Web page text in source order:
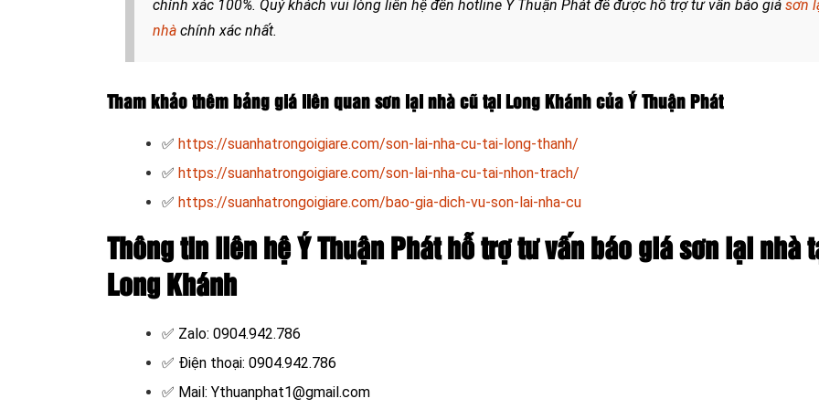
chính xác 100%. Quý khách vui lòng liên hệ đến hotline Ý Thuận Phát để được hỗ trợ tư vấn báo giá sơn
nhà chính xác nhất.
Tham khảo thêm bảng giá liên quan sơn lại nhà cũ tại Long Khánh của Ý Thuận Phát
✅ https://suanhatrongoigiare.com/son-lai-nha-cu-tai-long-thanh/
✅ https://suanhatrongoigiare.com/son-lai-nha-cu-tai-nhon-trach/
✅ https://suanhatrongoigiare.com/bao-gia-dich-vu-son-lai-nha-cu
Thông tin liên hệ Ý Thuận Phát hỗ trợ tư vấn báo giá sơn lại nhà
Long Khánh
✅ Zalo: 0904.942.786
✅ Điện thoại: 0904.942.786
✅ Mail: Ythuanphat1@gmail.com